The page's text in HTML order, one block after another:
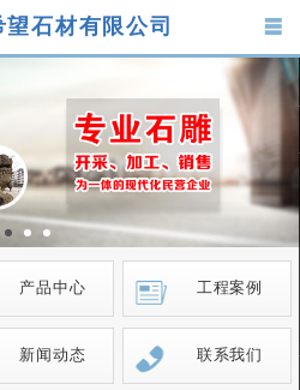
石材有限公司
产品中心 工程案例
新闻动态 联系我们